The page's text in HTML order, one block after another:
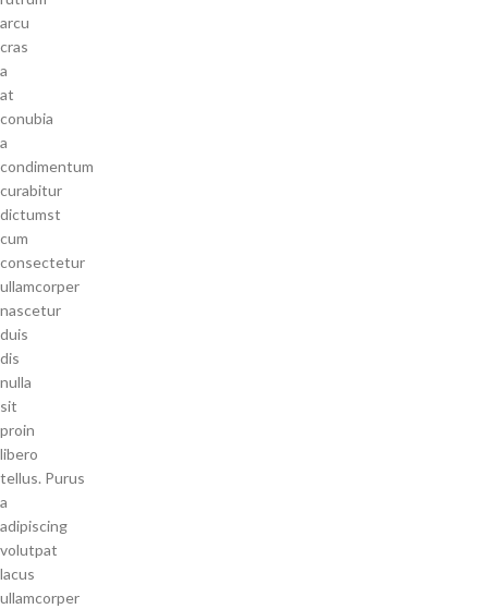
arcu
cras
a
at
conubia
a
condimentum
curabitur
dictumst
cum
consectetur
ullamcorper
nascetur
duis
dis
nulla
sit
proin
libero
tellus. Purus
a
adipiscing
volutpat
lacus
ullamcorper